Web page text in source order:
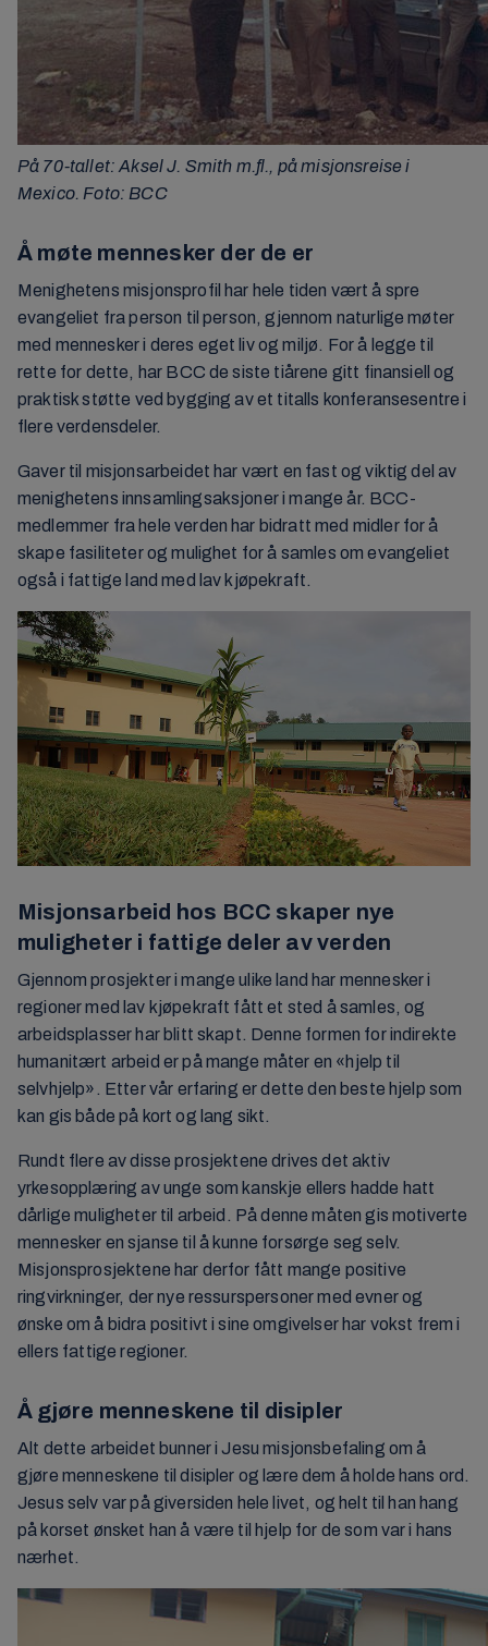
På 70-tallet: Aksel J. Smith m.fl., på misjonsreise i
Mexico. Foto: BCC
Å møte mennesker der de er
Menighetens misjonsprofil har hele tiden vært å spre
evangeliet fra person til person, gjennom naturlige møter
med mennesker i deres eget liv og miljø. For å legge til
rette for dette, har BCC de siste tiårene gitt finansiell og
praktisk støtte ved bygging av et titalls konferansesentre i
flere verdensdeler.
Gaver til misjonsarbeidet har vært en fast og viktig del av
menighetens innsamlingsaksjoner i mange år. BCC-
medlemmer fra hele verden har bidratt med midler for å
skape fasiliteter og mulighet for å samles om evangeliet
også i fattige land med lav kjøpekraft.
Misjonsarbeid hos BCC skaper nye
muligheter i fattige deler av verden
Gjennom prosjekter i mange ulike land har mennesker i
regioner med lav kjøpekraft fått et sted å samles, og
arbeidsplasser har blitt skapt. Denne formen for indirekte
humanitært arbeid er på mange måter en «hjelp til
selvhjelp». Etter vår erfaring er dette den beste hjelp som
kan gis både på kort og lang sikt.
Rundt flere av disse prosjektene drives det aktiv
yrkesopplæring av unge som kanskje ellers hadde hatt
dårlige muligheter til arbeid. På denne måten gis motiverte
mennesker en sjanse til å kunne forsørge seg selv.
Misjonsprosjektene har derfor fått mange positive
ringvirkninger, der nye ressurspersoner med evner og
ønske om å bidra positivt i sine omgivelser har vokst frem i
ellers fattige regioner.
Å gjøre menneskene til disipler
Alt dette arbeidet bunner i Jesu misjonsbefaling om å
gjøre menneskene til disipler og lære dem å holde hans ord.
Jesus selv var på giversiden hele livet, og helt til han hang
på korset ønsket han å være til hjelp for de som var i hans
nærhet.